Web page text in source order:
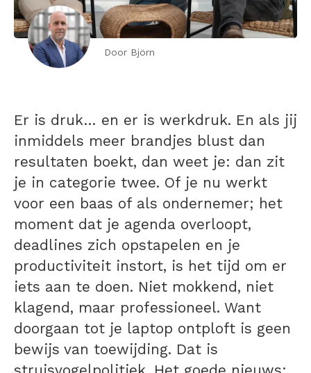
Door Björn
Er is druk… en er is werkdruk. En als jij
inmiddels meer brandjes blust dan
resultaten boekt, dan weet je: dan zit
je in categorie twee. Of je nu werkt
voor een baas of als ondernemer; het
moment dat je agenda overloopt,
deadlines zich opstapelen en je
productiviteit instort, is het tijd om er
iets aan te doen. Niet mokkend, niet
klagend, maar professioneel. Want
doorgaan tot je laptop ontploft is geen
bewijs van toewijding. Dat is